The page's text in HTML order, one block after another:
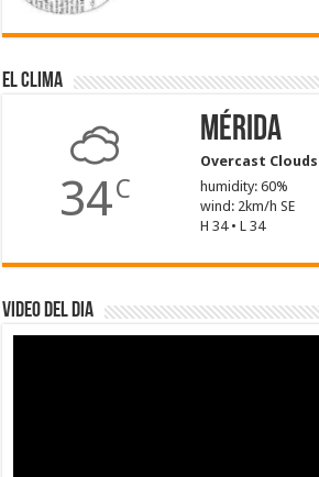
El Clima
34C
Mérida
Overcast Clouds
humidity: 60%
wind: 2km/h SE
H 34 • L 34
Video del dia